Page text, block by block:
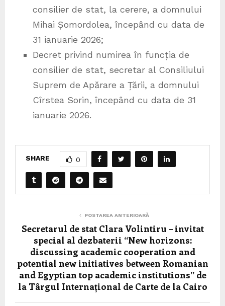
consilier de stat, la cerere, a domnului
Mihai Șomordolea, începând cu data de
31 ianuarie 2026;
Decret privind numirea în funcția de
consilier de stat, secretar al Consiliului
Suprem de Apărare a Țării, a domnului
Cîrstea Sorin, începând cu data de 31
ianuarie 2026.
SHARE 0
POSTAREA ANTERIOARĂ
Secretarul de stat Clara Volintiru – invitat
special al dezbaterii “New horizons:
discussing academic cooperation and
potential new initiatives between Romanian
and Egyptian top academic institutions” de
la Târgul Internațional de Carte de la Cairo